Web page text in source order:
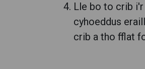
Lle bo to crib
cyhoeddus
crib a tho fflat